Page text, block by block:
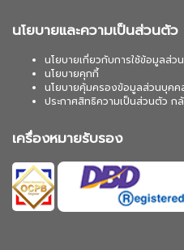
นโยบายและความเป็นส่วนตัว
นโยบายเกี่ยวกับการใช้ข้อมูลส่ว
นโยบายคุกกี้
นโยบายคุ้มครองข้อมูลส่วนบุคค
ประกาศสิทธิความเป็นส่วนตัว ก
เครื่องหมายรับรอง